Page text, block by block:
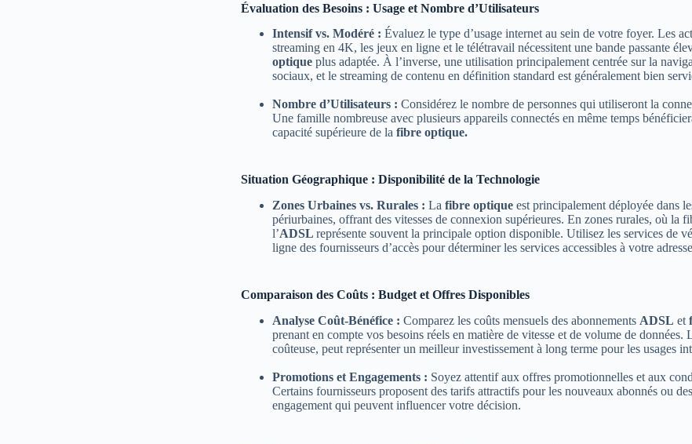
Évaluation des Besoins : Usage et Nombre d’Utilisateurs
Intensif vs. Modéré : Évaluez le type d’usage internet au sein de votre foyer. Les
streaming en 4K, les jeux en ligne et le télétravail nécessitent une bande passante
optique plus adaptée. À l’inverse, une utilisation principalement centrée sur la
sociaux, et le streaming de contenu en définition standard est généralement bien
Nombre d’Utilisateurs : Considérez le nombre de personnes qui utiliseront la
Une famille nombreuse avec plusieurs appareils connectés en même temps
capacité supérieure de la fibre optique.
Situation Géographique : Disponibilité de la Technologie
Zones Urbaines vs. Rurales : La fibre optique est principalement déployée dans
périurbaines, offrant des vitesses de connexion supérieures. En zones rurales, où la
l’ADSL représente souvent la principale option disponible. Utilisez les services de
ligne des fournisseurs d’accès pour déterminer les services accessibles à votre
Comparaison des Coûts : Budget et Offres Disponibles
Analyse Coût-Bénéfice : Comparez les coûts mensuels des abonnements ADSL et
prenant en compte vos besoins réels en matière de vitesse et de volume de données.
coûteuse, peut représenter un meilleur investissement à long terme pour les usages
Promotions et Engagements : Soyez attentif aux offres promotionnelles et aux
Certains fournisseurs proposent des tarifs attractifs pour les nouveaux abonnés ou
engagement qui peuvent influencer votre décision.